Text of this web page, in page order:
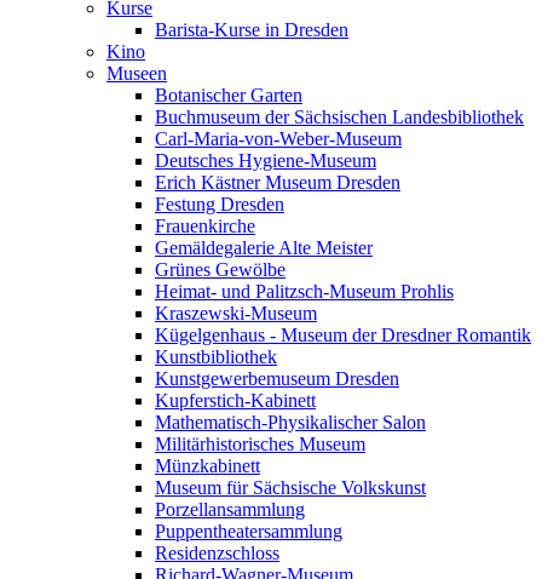
Kurse
Barista-Kurse in Dresden
Kino
Museen
Botanischer Garten
Buchmuseum der Sächsischen Landesbibliothek
Carl-Maria-von-Weber-Museum
Deutsches Hygiene-Museum
Erich Kästner Museum Dresden
Festung Dresden
Frauenkirche
Gemäldegalerie Alte Meister
Grünes Gewölbe
Heimat- und Palitzsch-Museum Prohlis
Kraszewski-Museum
Kügelgenhaus - Museum der Dresdner Romantik
Kunstbibliothek
Kunstgewerbemuseum Dresden
Kupferstich-Kabinett
Mathematisch-Physikalischer Salon
Militärhistorisches Museum
Münzkabinett
Museum für Sächsische Volkskunst
Porzellansammlung
Puppentheatersammlung
Residenzschloss
Richard-Wagner-Museum